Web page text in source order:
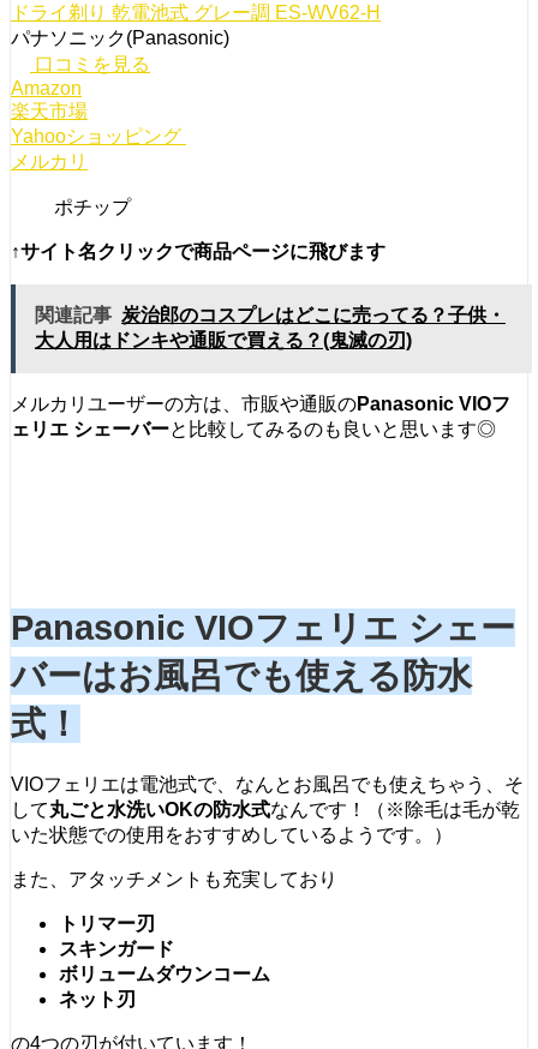
ドライ剃り 乾電池式 グレー調 ES-WV62-H
パナソニック(Panasonic)
口コミを見る
Amazon
楽天市場
Yahooショッピング
メルカリ
ポチップ
↑サイト名クリックで商品ページに飛びます
関連記事 炭治郎のコスプレはどこに売ってる？子供・
大人用はドンキや通販で買える？(鬼滅の刃)
メルカリユーザーの方は、市販や通販のPanasonic VIOフ
ェリエ シェーバーと比較してみるのも良いと思います◎
Panasonic VIOフェリエ シェー
バーはお風呂でも使える防水
式！
VIOフェリエは電池式で、なんとお風呂でも使えちゃう、そ
して丸ごと水洗いOKの防水式なんです！（※除毛は毛が乾
いた状態での使用をおすすめしているようです。）
また、アタッチメントも充実しており
トリマー刃
スキンガード
ボリュームダウンコーム
ネット刃
の4つの刃が付いています！